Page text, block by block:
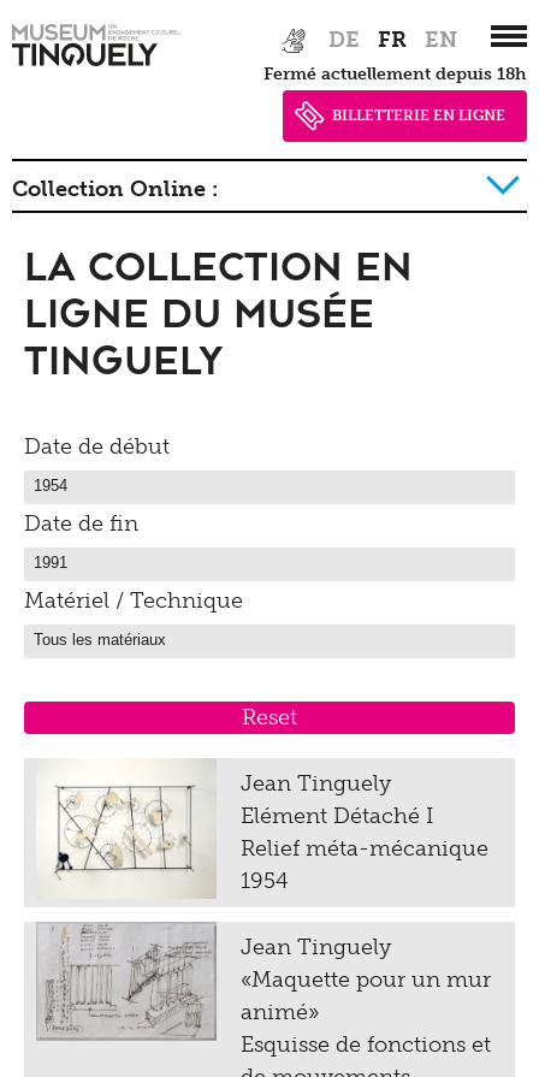
Hauptnavigation
to
DE FR EN
Fermé actuellement depuis 18h
BILLETTERIE EN LIGNE
Collection Online :
La collection détail
La collection en
Ligne du Musée
Tinguely
Date de début
Date de fin
Matériel / Technique
Jean Tinguely
Elément Détaché I
Relief méta-mécanique
1954
Jean Tinguely
«Maquette pour un mur
animé»
Esquisse de fonctions et